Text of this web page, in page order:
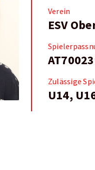
Verein
ESV
Zulässige
U14,